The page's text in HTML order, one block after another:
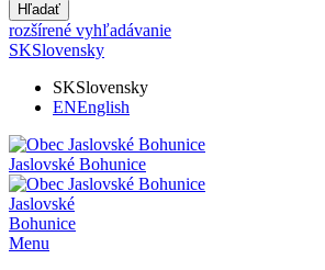
Hľadať
rozšírené vyhľadávanie
SKSlovensky
SKSlovensky
ENEnglish
Jaslovské Bohunice
Jaslovské
Bohunice
Menu